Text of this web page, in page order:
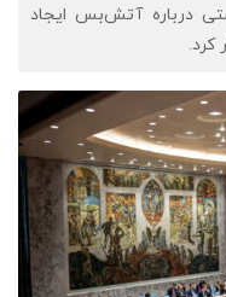
درباره آتش‌بس ایجاد
کرد.